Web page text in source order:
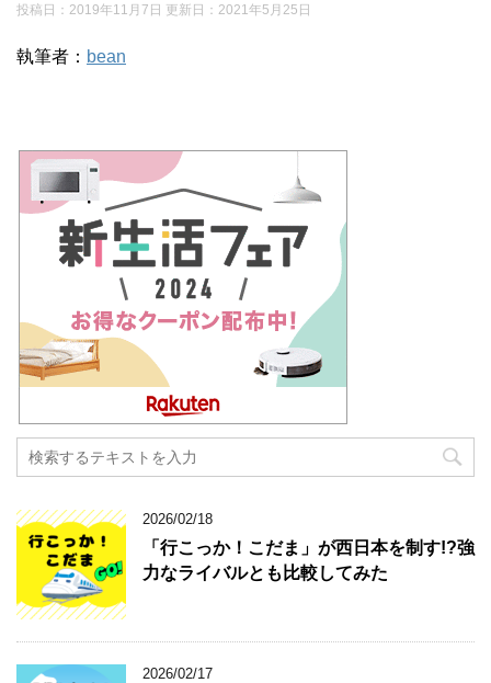
投稿日：2019年11月7日 更新日： 2021年5月25日
執筆者： bean
2026/02/18
「行こっか！こだま」が西日本を制す!?強
力なライバルとも比較してみた
2026/02/17